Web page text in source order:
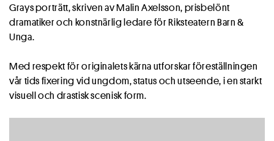
Grays porträtt, skriven av Malin Axelsson, prisbelönt
dramatiker och konstnärlig ledare för Riksteatern Barn &
Unga.
Med respekt för originalets kärna utforskar föreställningen
vår tids fixering vid ungdom, status och utseende, i en starkt
visuell och drastisk scenisk form.